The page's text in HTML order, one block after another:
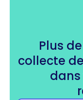
Plus
collecte